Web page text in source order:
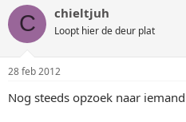
C chieltjuh
Loopt hier de deur plat
28 feb 2012
Nog steeds opzoek naar